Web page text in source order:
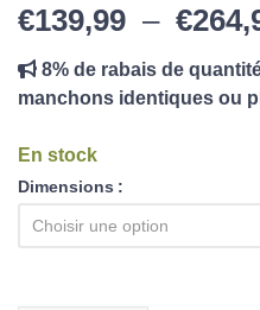
€139,99 – €
8% de rabais de
manchons identiques ou
En stock
Dimensions